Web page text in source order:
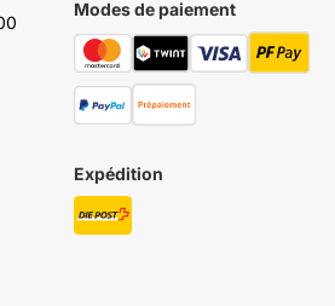
Modes de paiement
Expédition